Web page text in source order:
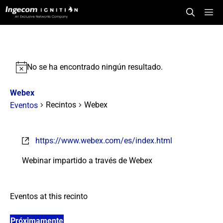
Saltar
No se ha encontrado ningún resultado.
Webex
Eventos
Recintos Webex
https://www.webex.com/es/index.html
Webinar impartido a través de Webex
Eventos at this recinto
Próximamente